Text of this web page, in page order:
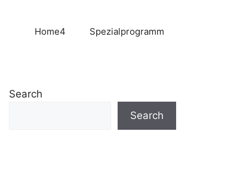
Home4 Spezialprogramm
Search
Search